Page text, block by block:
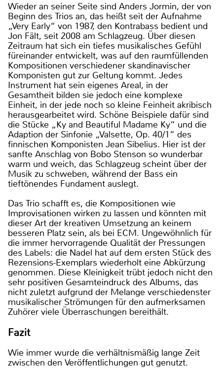
Wieder an seiner Seite sind Anders Jormin, der von
Beginn des Trios an, das heißt seit der Aufnahme
„Very Early“ von 1987, den Kontrabass bedient und
Jon Fält, seit 2008 am Schlagzeug. Über diesen
Zeitraum hat sich ein tiefes musikalisches Gefühl
füreinander entwickelt, was auf den raumfüllenden
Kompositionen verschiedener skandinavischer
Komponisten gut zur Geltung kommt. Jedes
Instrument hat sein eigenes Areal, in der
Gesamtheit bilden sie jedoch eine komplexe
Einheit, in der jede noch so kleine Feinheit akribisch
herausgearbeitet wird. Schöne Beispiele dafür sind
die Stücke „Ky and Beautiful Madame Ky“ und die
Adaption der Sinfonie „Valsette, Op. 40/1“ des
finnischen Komponisten Jean Sibelius. Hier ist der
sanfte Anschlag von Bobo Stenson so wunderbar
warm und weich, das Schlagzeug scheint über der
Musik zu schweben, während der Bass ein
tieftönendes Fundament auslegt.
Das Trio schafft es, die Kompositionen wie
Improvisationen wirken zu lassen und könnten mit
dieser Art der kreativen Umsetzung an keinem
besseren Platz sein, als bei ECM. Ungewöhnlich für
die immer hervorragende Qualität der Pressungen
des Labels: die Nadel hat auf dem ersten Stück des
Rezensions-Exemplars wiederholt eine Abkürzung
genommen. Diese Kleinigkeit trübt jedoch nicht den
sehr positiven Gesamteindruck des Albums, das
nicht zuletzt aufgrund der Melange verschiedenster
musikalischer Strömungen für den aufmerksamen
Zuhörer viele Überraschungen bereithält.
Fazit
Wie immer wurde die verhältnismäßig lange Zeit
zwischen den Veröffentlichungen gut genutzt.